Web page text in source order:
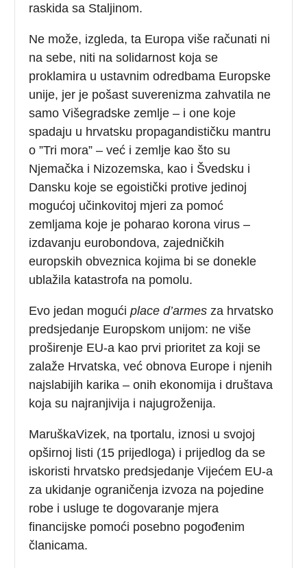
raskida sa Staljinom.
Ne može, izgleda, ta Europa više računati ni
na sebe, niti na solidarnost koja se
proklamira u ustavnim odredbama Europske
unije, jer je pošast suverenizma zahvatila ne
samo Višegradske zemlje – i one koje
spadaju u hrvatsku propagandističku mantru
o ”Tri mora” – već i zemlje kao što su
Njemačka i Nizozemska, kao i Švedsku i
Dansku koje se egoistički protive jedinoj
mogućoj učinkovitoj mjeri za pomoć
zemljama koje je poharao korona virus –
izdavanju eurobondova, zajedničkih
europskih obveznica kojima bi se donekle
ublažila katastrofa na pomolu.
Evo jedan mogućiplace d’armes za hrvatsko
predsjedanje Europskom unijom: ne više
proširenje EU-a kao prvi prioritet za koji se
zalaže Hrvatska, već obnova Europe i njenih
najslabijih karika – onih ekonomija i društava
koja su najranjivija i najugroženija.
MaruškaVizek, na tportalu, iznosi u svojoj
opširnoj listi (15 prijedloga) i prijedlog da se
iskoristi hrvatsko predsjedanje Vijećem EU-a
za ukidanje ograničenja izvoza na pojedine
robe i usluge te dogovaranje mjera
financijske pomoći posebno pogođenim
članicama.